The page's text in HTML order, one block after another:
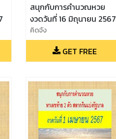
สนุกกับการคำนวณหวย
งวดวันที่ 16 มิถุนายน 2567
คิดจัง
GET FREE